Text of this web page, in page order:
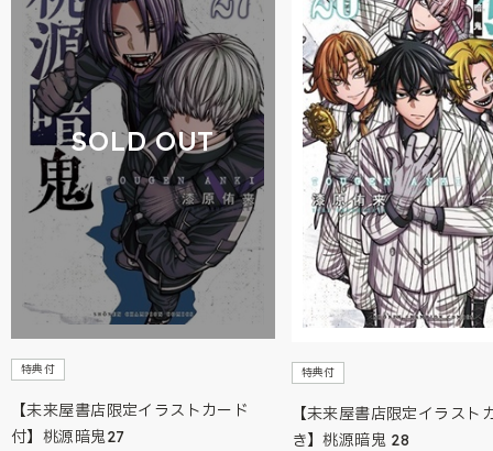
SOLD OUT
特典付
【未来屋書店限定イラストカード
付】桃源暗鬼27
特典付
【未来屋書店限定イラスト
き】桃源暗鬼 28